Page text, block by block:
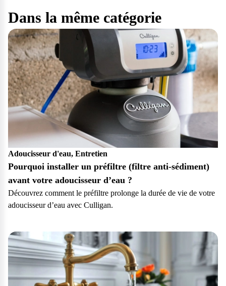
Dans la même catégorie
Adoucisseur d'eau, Entretien
Pourquoi installer un préfiltre (filtre anti-sédiment)
avant votre adoucisseur d’eau ?
Découvrez comment le préfiltre prolonge la durée de vie de votre
adoucisseur d’eau avec Culligan.